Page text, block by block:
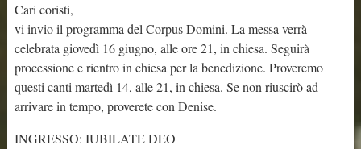
Cari coristi,
vi invio il programma del Corpus Domini. La messa verrà
celebrata giovedì 16 giugno, alle ore 21, in chiesa. Seguirà
processione e rientro in chiesa per la benedizione. Proveremo
questi canti martedì 14, alle 21, in chiesa. Se non riuscirò ad
arrivare in tempo, proverete con Denise.
INGRESSO: IUBILATE DEO